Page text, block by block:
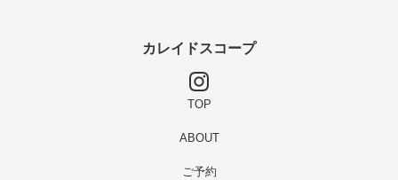
カレイドスコープ
TOP
ABOUT
ご予約